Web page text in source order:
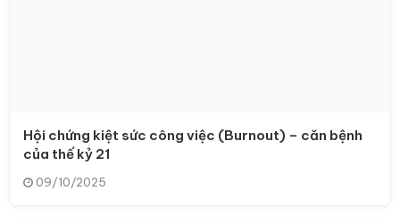
Hội chứng kiệt sức công việc (Burnout) – căn bệnh
của thế kỷ 21
09/10/2025